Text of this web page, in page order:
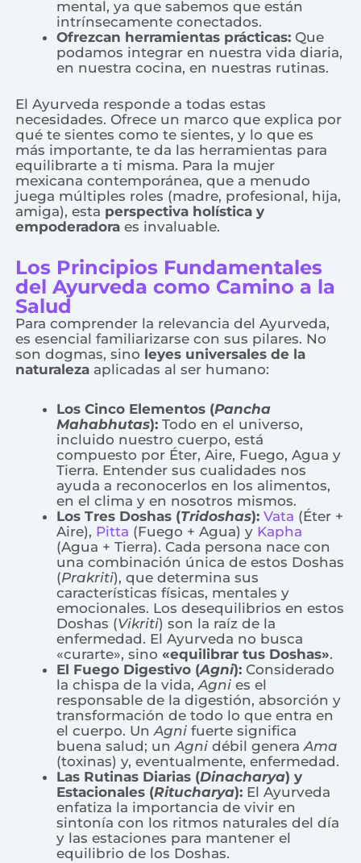
mental, ya que sabemos que están
intrínsecamente conectados.
Ofrezcan herramientas prácticas: Que
podamos integrar en nuestra vida diaria,
en nuestra cocina, en nuestras rutinas.
El Ayurveda responde a todas estas
necesidades. Ofrece un marco que explica por
qué te sientes como te sientes, y lo que es
más importante, te da las herramientas para
equilibrarte a ti misma. Para la mujer
mexicana contemporánea, que a menudo
juega múltiples roles (madre, profesional, hija,
amiga), esta perspectiva holística y
empoderadora es invaluable.
Los Principios Fundamentales
del Ayurveda como Camino a la
Salud
Para comprender la relevancia del Ayurveda,
es esencial familiarizarse con sus pilares. No
son dogmas, sino leyes universales de la
naturaleza aplicadas al ser humano:
Los Cinco Elementos (Pancha
Mahabhutas): Todo en el universo,
incluido nuestro cuerpo, está
compuesto por Éter, Aire, Fuego, Agua y
Tierra. Entender sus cualidades nos
ayuda a reconocerlos en los alimentos,
en el clima y en nosotros mismos.
Los Tres Doshas (Tridoshas): Vata (Éter +
Aire), Pitta (Fuego + Agua) y Kapha
(Agua + Tierra). Cada persona nace con
una combinación única de estos Doshas
(Prakriti), que determina sus
características físicas, mentales y
emocionales. Los desequilibrios en estos
Doshas (Vikriti) son la raíz de la
enfermedad. El Ayurveda no busca
«curarte», sino«equilibrar tus Doshas».
El Fuego Digestivo (Agni): Considerado
la chispa de la vida,Agni es el
responsable de la digestión, absorción y
transformación de todo lo que entra en
el cuerpo. UnAgni fuerte significa
buena salud; unAgni débil generaAma
(toxinas) y, eventualmente, enfermedad.
Las Rutinas Diarias (Dinacharya) y
Estacionales (Ritucharya): El Ayurveda
enfatiza la importancia de vivir en
sintonía con los ritmos naturales del día
y las estaciones para mantener el
equilibrio de los Doshas.